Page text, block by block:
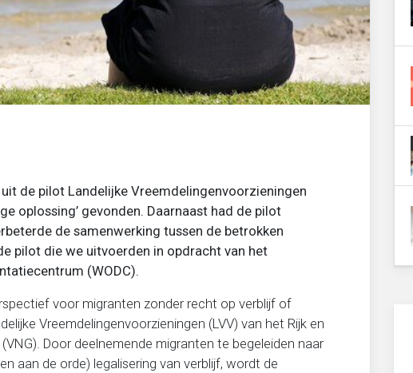
de pilot Landelijke Vreemdelingenvoorzieningen
oplossing’ gevonden. Daarnaast had de pilot
de samenwerking tussen de betrokken
pilot die we uitvoerden in opdracht van het
(WODC).
voor migranten zonder recht op verblijf of
Vreemdelingenvoorzieningen (LVV) van het Rijk en
Door deelnemende migranten te begeleiden naar
aan de orde) legalisering van verblijf, wordt de